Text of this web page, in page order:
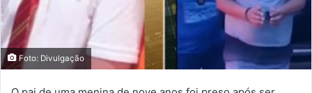
Foto: Divulgação